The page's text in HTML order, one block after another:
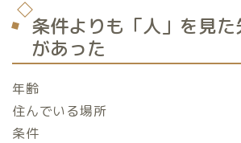
条件よりも「人」を見
があった
年齢
住んでいる場所
条件